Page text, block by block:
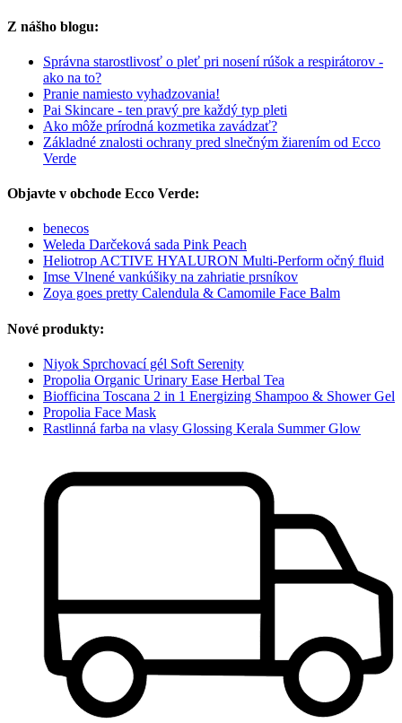
Z nášho blogu:
Správna starostlivosť o pleť pri nosení rúšok a respirátorov -
ako na to?
Pranie namiesto vyhadzovania!
Pai Skincare - ten pravý pre každý typ pleti
Ako môže prírodná kozmetika zavádzať?
Základné znalosti ochrany pred slnečným žiarením od Ecco
Verde
Objavte v obchode Ecco Verde:
benecos
Weleda Darčeková sada Pink Peach
Heliotrop ACTIVE HYALURON Multi-Perform očný fluid
Imse Vlnené vankúšiky na zahriatie prsníkov
Zoya goes pretty Calendula & Camomile Face Balm
Nové produkty:
Niyok Sprchovací gél Soft Serenity
Propolia Organic Urinary Ease Herbal Tea
Biofficina Toscana 2 in 1 Energizing Shampoo & Shower Gel
Propolia Face Mask
Rastlinná farba na vlasy Glossing Kerala Summer Glow